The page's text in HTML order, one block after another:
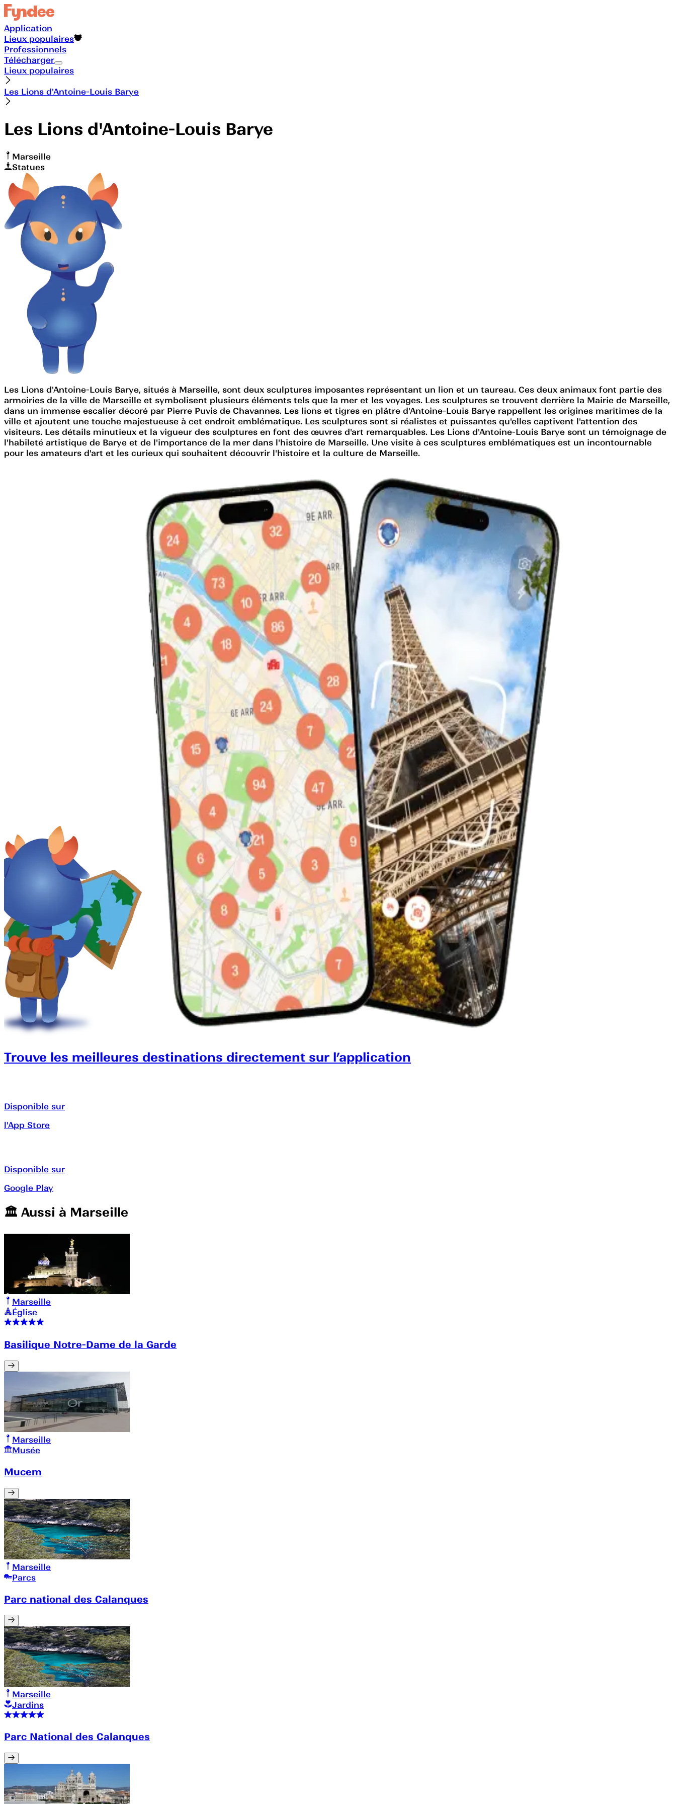
Application
Lieux populaires
Professionnels
Télécharger
Lieux populaires
Les Lions d'Antoine-Louis Barye
Les Lions d'Antoine-Louis Barye
Marseille
Statues
Les Lions d'Antoine-Louis Barye, situés à Marseille, sont deux sculptures imposantes représentant un lion et un taureau. Ces deux animaux font partie des
armoiries de la ville de Marseille et symbolisent plusieurs éléments tels que la mer et les voyages. Les sculptures se trouvent derrière la Mairie de Marseille,
dans un immense escalier décoré par Pierre Puvis de Chavannes. Les lions et tigres en plâtre d'Antoine-Louis Barye rappellent les origines maritimes de la
ville et ajoutent une touche majestueuse à cet endroit emblématique. Les sculptures sont si réalistes et puissantes qu'elles captivent l'attention des
visiteurs. Les détails minutieux et la vigueur des sculptures en font des œuvres d'art remarquables. Les Lions d'Antoine-Louis Barye sont un témoignage de
l'habileté artistique de Barye et de l'importance de la mer dans l'histoire de Marseille. Une visite à ces sculptures emblématiques est un incontournable
pour les amateurs d'art et les curieux qui souhaitent découvrir l'histoire et la culture de Marseille.
Trouve les meilleures destinations directement sur l’application
Disponible sur
l'App Store
Disponible sur
Google Play
🏛️️ Aussi à Marseille
Marseille
Église
Basilique Notre-Dame de la Garde
Marseille
Musée
Mucem
Marseille
Parcs
Parc national des Calanques
Marseille
Jardins
Parc National des Calanques